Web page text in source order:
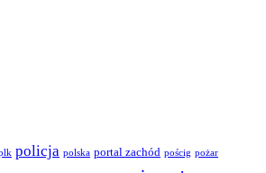
policja polska portal zachód pościg pożar